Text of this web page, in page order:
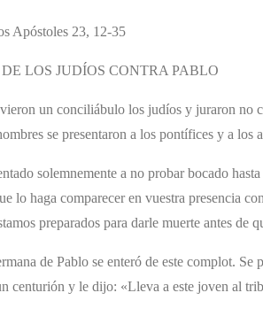
Apóstoles 23, 12-35
LOS JUDÍOS CONTRA PABLO
un conciliábulo los judíos y juraron no
se presentaron a los pontífices y a los
solemnemente a no probar bocado
lo haga comparecer en vuestra presencia
preparados para darle muerte antes de
de Pablo se enteró de este complot.
centurión y le dijo: «Lleva a este joven al